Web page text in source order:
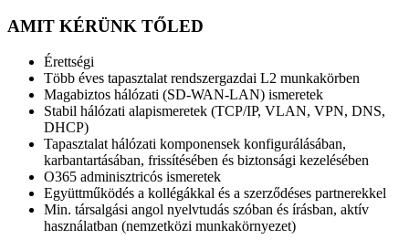
AMIT KÉRÜNK TŐLED
Érettségi
Több éves tapasztalat rendszergazdai L2 munkakörben
Magabiztos hálózati (SD-WAN-LAN) ismeretek
Stabil hálózati alapismeretek (TCP/IP, VLAN, VPN, DNS,
DHCP)
Tapasztalat hálózati komponensek konfigurálásában,
karbantartásában, frissítésében és biztonsági kezelésében
O365 adminisztricós ismeretek
Együttműködés a kollégákkal és a szerződéses partnerekkel
Min. társalgási angol nyelvtudás szóban és írásban, aktív
használatban (nemzetközi munkakörnyezet)